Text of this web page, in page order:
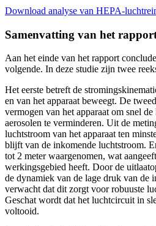
Download analyse van HEPA-
Samenvatting van het
Aan het einde van het rapport
volgende. In deze studie zijn twee
Het eerste betreft de
en van het apparaat beweegt. De
vermogen van het apparaat om snel
aerosolen te verminderen. Uit de
luchtstroom van het apparaat ten
blijft van de inkomende luchtstroom.
tot 2 meter waargenomen, wat
werkingsgebied heeft. Door de
de dynamiek van de lage druk van de
verwacht dat dit zorgt voor robuuste
Geschat wordt dat het luchtcircuit in
voltooid.